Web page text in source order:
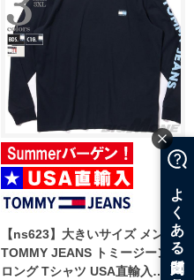
【ns623】大きいサイズ メンズ
TOMMY JEANS トミージーンズ
ロング Tシャツ USA直輸入